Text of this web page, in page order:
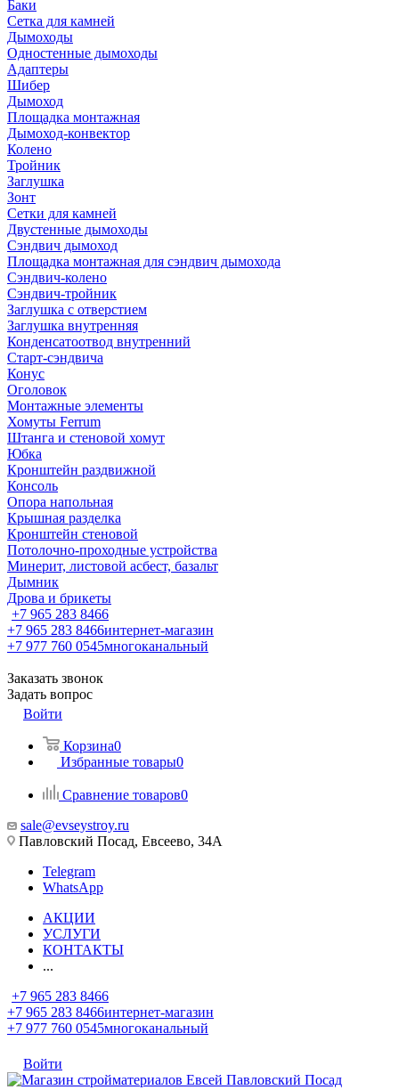
Баки
Сетка для камней
Дымоходы
Одностенные дымоходы
Адаптеры
Шибер
Дымоход
Площадка монтажная
Дымоход-конвектор
Колено
Тройник
Заглушка
Зонт
Сетки для камней
Двустенные дымоходы
Сэндвич дымоход
Площадка монтажная для сэндвич дымохода
Сэндвич-колено
Сэндвич-тройник
Заглушка с отверстием
Заглушка внутренняя
Конденсатоотвод внутренний
Старт-сэндвича
Конус
Оголовок
Монтажные элементы
Хомуты Ferrum
Штанга и стеновой хомут
Юбка
Кронштейн раздвижной
Консоль
Опора напольная
Крышная разделка
Кронштейн стеновой
Потолочно-проходные устройства
Минерит, листовой асбест, базальт
Дымник
Дрова и брикеты
+7 965 283 8466
+7 965 283 8466интернет-магазин
+7 977 760 0545многоканальный
Заказать звонок
Задать вопрос
Войти
Корзина0
Избранные товары0
Сравнение товаров0
sale@evseystroy.ru
Павловский Посад, Евсеево, 34А
Telegram
WhatsApp
АКЦИИ
УСЛУГИ
КОНТАКТЫ
...
+7 965 283 8466
+7 965 283 8466интернет-магазин
+7 977 760 0545многоканальный
Войти